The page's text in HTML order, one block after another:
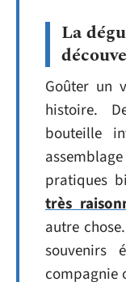
La
Goûter un
histoire.
bouteille
pratiques
très
autre
souvenirs
compagnie